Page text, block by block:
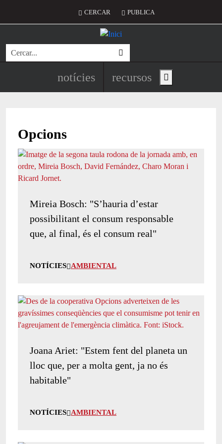
Menú del compte d'usuari
CERCAR PUBLICA
Cerca
Navegació principal de
notícies recursos Show main menu
Opcions
Mireia Bosch: "S’hauria d’estar
possibilitant el consum responsable
que, al final, és el consum real"
NOTÍCIES AMBIENTAL
Joana Ariet: "Estem fent del planeta un
lloc que, per a molta gent, ja no és
habitable"
NOTÍCIES AMBIENTAL